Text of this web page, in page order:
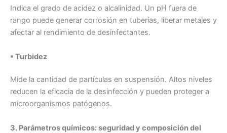
Indica el grado de acidez o alcalinidad. Un pH fuera de
rango puede generar corrosión en tuberías, liberar metales y
afectar al rendimiento de desinfectantes.
▪ Turbidez
Mide la cantidad de partículas en suspensión. Altos niveles
reducen la eficacia de la desinfección y pueden proteger a
microorganismos patógenos.
3. Parámetros químicos: seguridad y composición del